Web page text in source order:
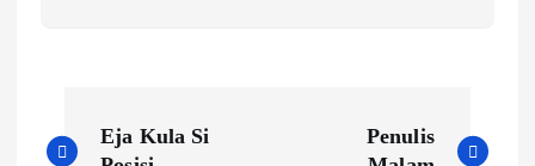
Eja Kula Si
Penulis